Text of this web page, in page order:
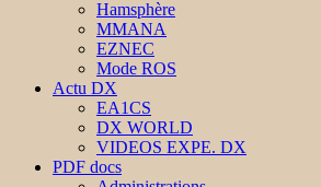
Hamsphère
MMANA
EZNEC
Mode ROS
Actu DX
EA1CS
DX WORLD
VIDEOS EXPE. DX
PDF docs